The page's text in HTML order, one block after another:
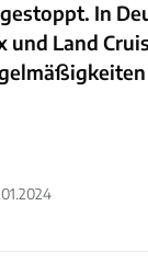
In
und Land